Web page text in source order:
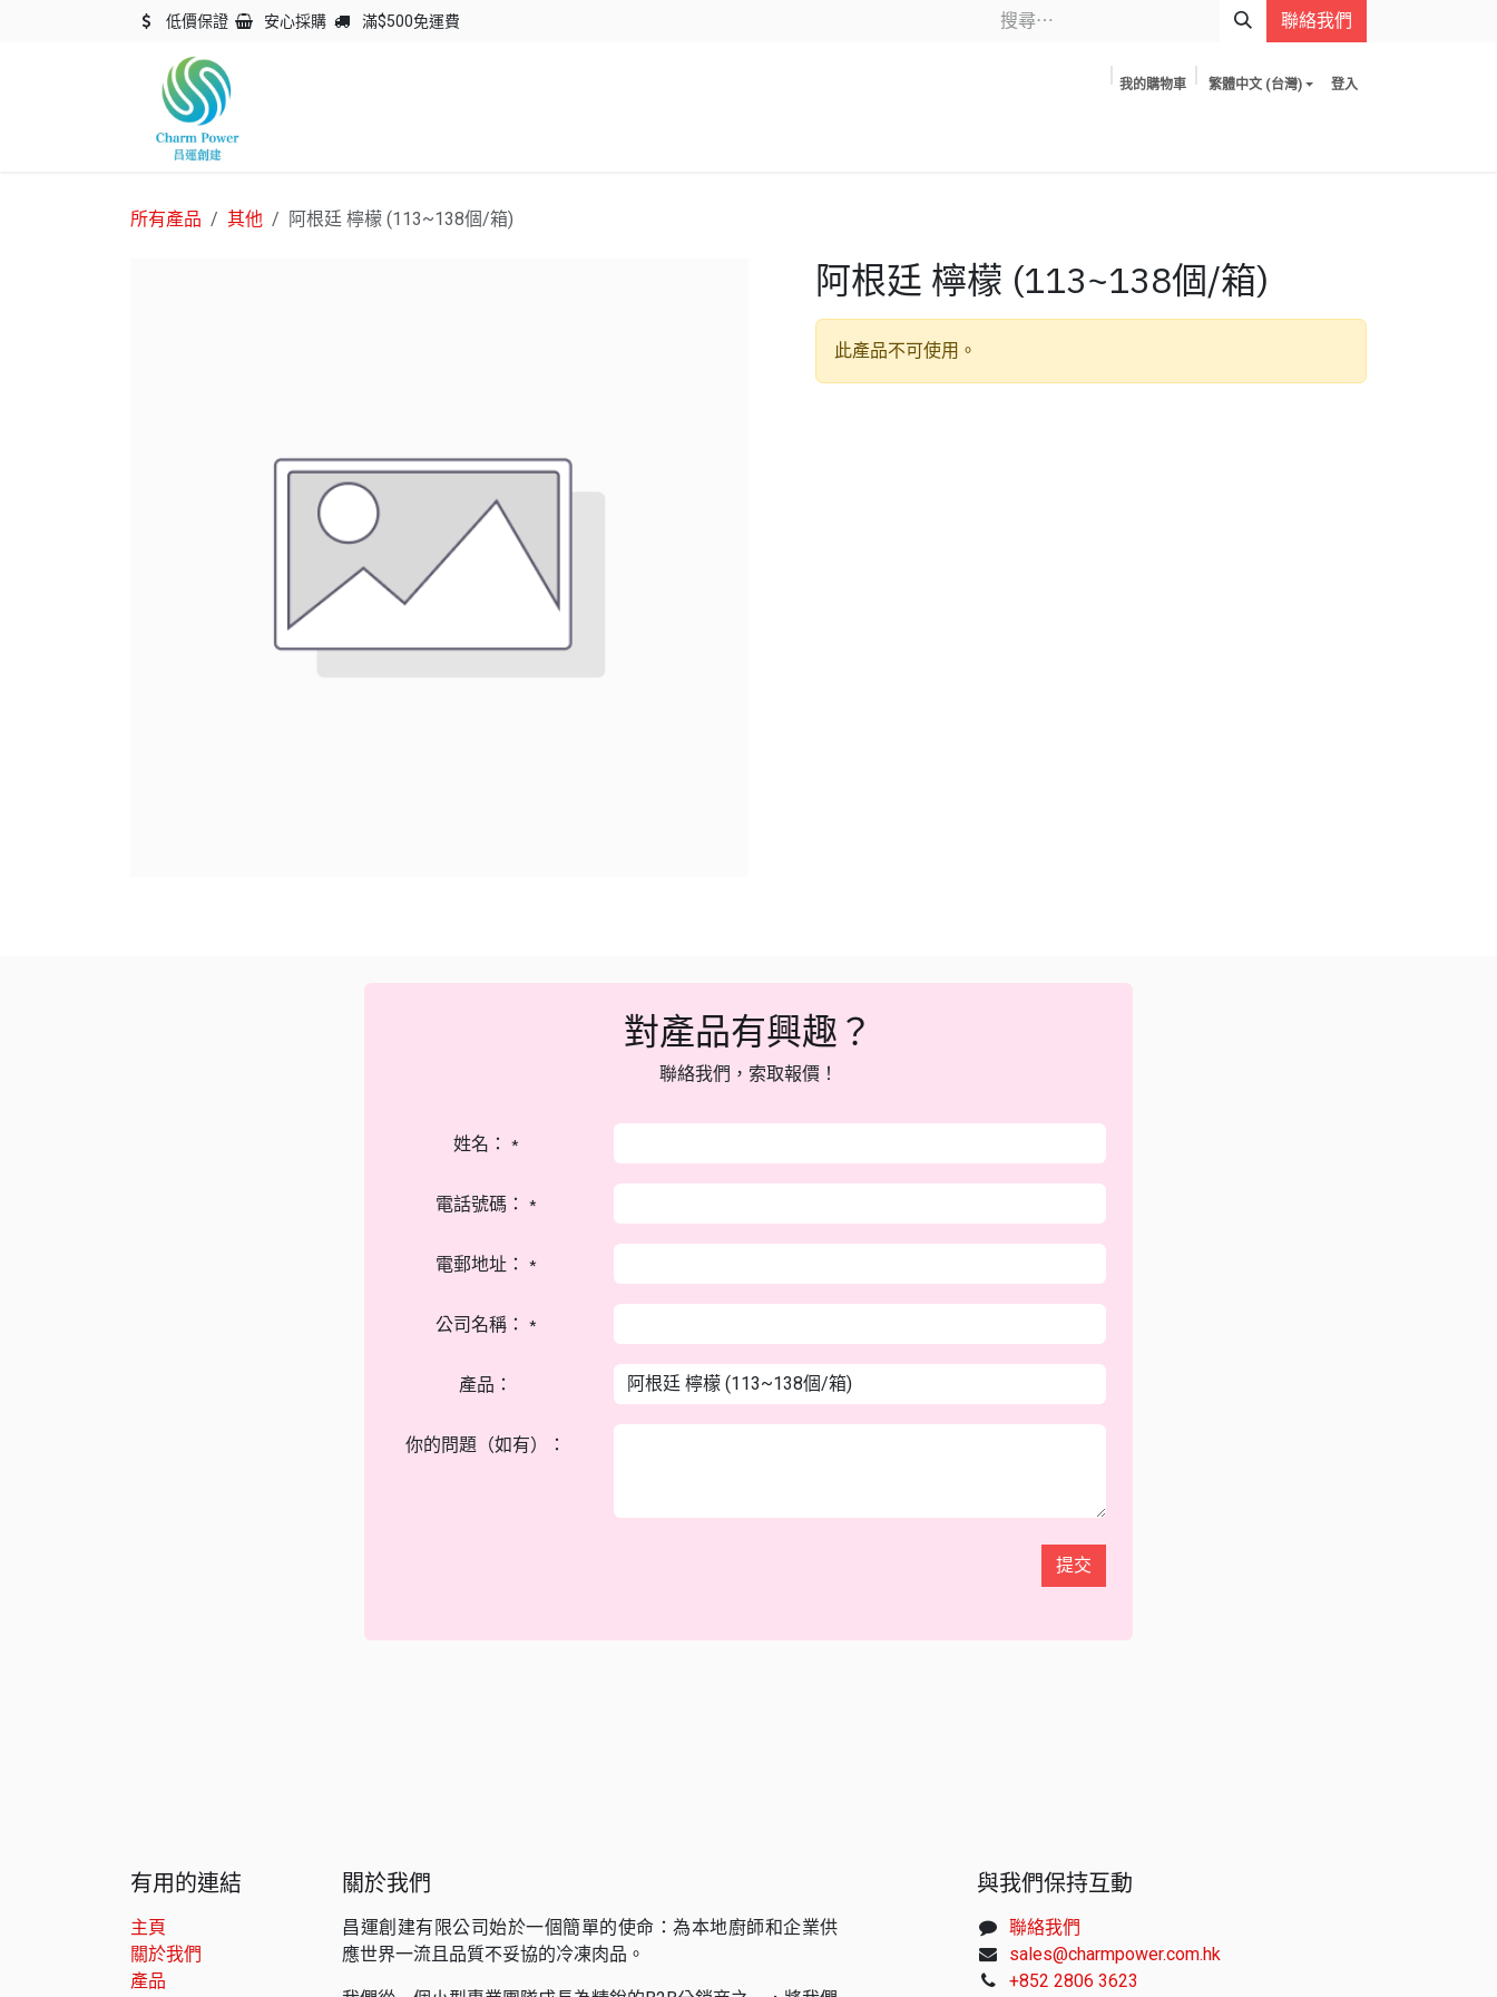
低價保證 安心採購 滿$500免運費 聯絡我們
我的購物車 繁體中文 (台灣) 登入
所有產品 其他 阿根廷 檸檬 (113~138個/箱)
阿根廷 檸檬 (113~138個/箱)
此產品不可使用。
對產品有興趣？
聯絡我們，索取報價！
姓名： *
電話號碼： *
電郵地址： *
公司名稱： *
產品：
你的問題（如有）：
提交
有用的連結
主頁
關於我們
產品
關於我們
昌運創建有限公司始於一個簡單的使命：為本地廚師和企業供
應世界一流且品質不妥協的冷凍肉品。
與我們保持互動
聯絡我們
sales@charmpower.com.hk
+852 2806 3623